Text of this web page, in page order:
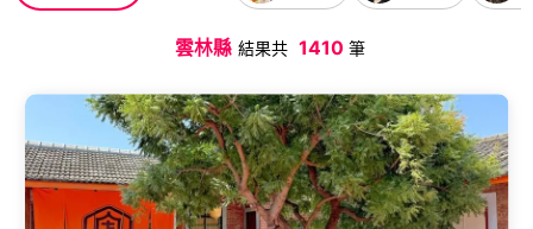
雲林縣 結果共 1410 筆